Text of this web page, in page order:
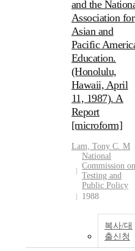
and the
Association for
Asian and
Pacific
Education.
(Honolulu,
Hawaii, April
11, 1987). A
Report
[microform]
Lam, Tony C. M
National
Commission on
Testing and
Public Policy
1988
복사/대
출신청